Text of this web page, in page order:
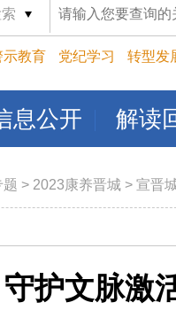
示教育 党纪学习 转型发
息公开 解读
题 > 2023康养晋城 > 宣晋
守护文脉激